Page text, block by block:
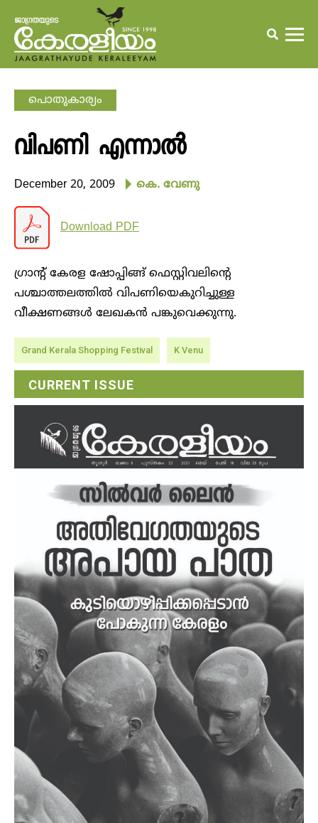
പൊതുകാര്യം
വിപണി എന്നാല്‍
December 20, 2009 കെ. വേണു
Download PDF
ഗ്രാന്റ് കേരള ഷോപ്പിങ്ങ് ഫെസ്റ്റിവലിന്റെ
പശ്ചാത്തലത്തില്‍ വിപണിയെകുറിച്ചുള്ള
വീക്ഷണങ്ങള്‍ ലേഖകന്‍ പങ്കുവെക്കുന്നു.
Grand Kerala Shopping Festival K Venu
CURRENT ISSUE